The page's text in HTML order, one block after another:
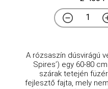
A rózsaszín dúsvirágú
Spires’) egy 60-80
szárak tetején
fejlesztő fajta, mely